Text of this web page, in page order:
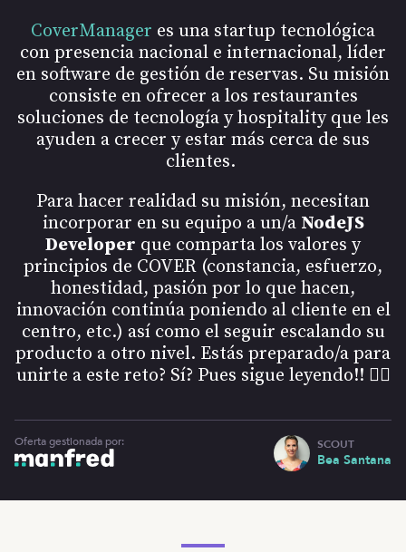
CoverManager es una startup tecnológica
con presencia nacional e internacional, líder
en software de gestión de reservas. Su misión
consiste en ofrecer a los restaurantes
soluciones de tecnología y hospitality que les
ayuden a crecer y estar más cerca de sus
clientes.
Para hacer realidad su misión, necesitan
incorporar en su equipo a un/a NodeJS
Developer que comparta los valores y
principios de COVER (constancia, esfuerzo,
honestidad, pasión por lo que hacen,
innovación continúa poniendo al cliente en el
centro, etc.) así como el seguir escalando su
producto a otro nivel. Estás preparado/a para
unirte a este reto? Sí? Pues sigue leyendo!! 👇🏼
Oferta gestionada por: SCOUT
Bea Santana